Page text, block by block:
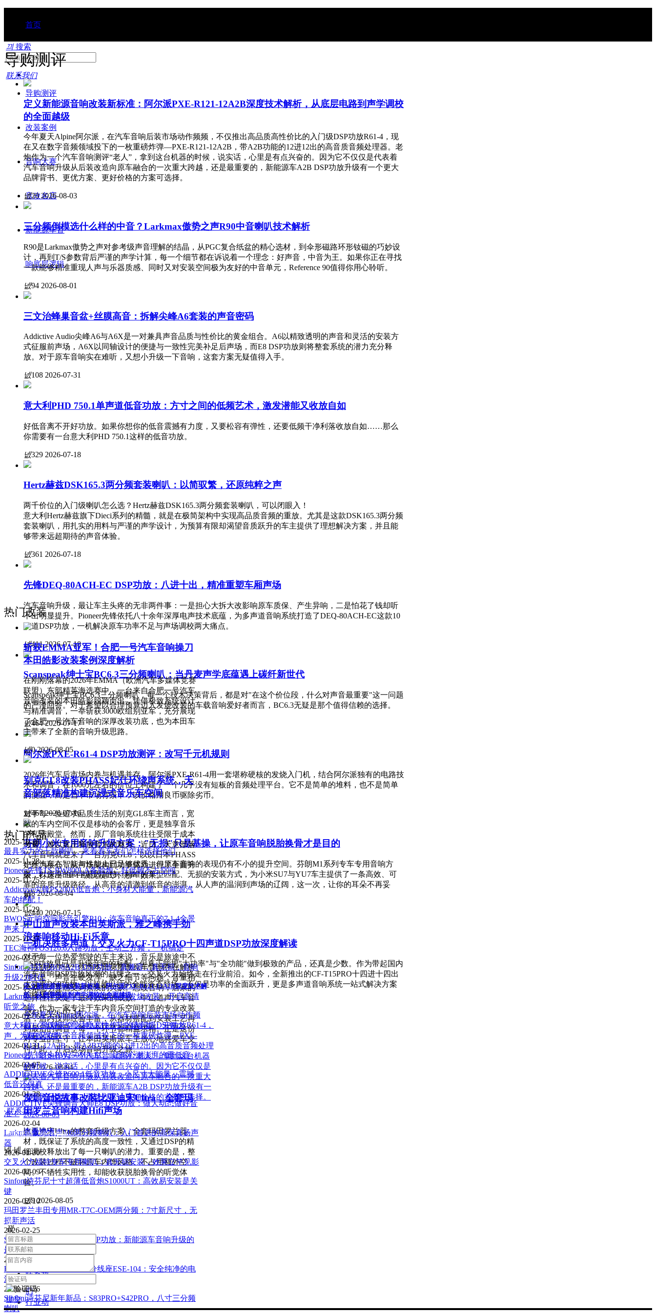
首页
行业动态
导购测评
改装案例
音响大赛
音改名店
新能源车音
响底层逻辑
끠 搜索
联系我们
导购测评
定义新能源音响改装新标准：阿尔派PXE-R121-12A2B深度技术解析，从底层电路到声学调校
的全面越级
今年夏天Alpine阿尔派，在汽车音响后装市场动作频频，不仅推出高品质高性价比的入门级DSP功放R61-4，现
在又在数字音频领域投下的一枚重磅炸弹—PXE-R121-12A2B，带A2B功能的12进12出的高音质音频处理器。老
炮作为一个汽车音响测评“老人”，拿到这台机器的时候，说实话，心里是有点兴奋的。因为它不仅仅是代表着
汽车音响升级从后装改造向原车融合的一次重大跨越，还是最重要的，新能源车A2B DSP功放升级有一个更大
品牌背书、更优方案、更好价格的方案可选择。
넶20 2026-08-03
三分频倒模选什么样的中音？Larkmax傲势之声R90中音喇叭技术解析
R90是Larkmax傲势之声对参考级声音理解的结晶，从PGC复合纸盆的精心选材，到伞形磁路环形钕磁的巧妙设
计，再到T/S参数背后严谨的声学计算，每一个细节都在诉说着一个理念：好声音，中音为王。如果你正在寻找
一款能够精准重现人声与乐器质感、同时又对安装空间极为友好的中音单元，Reference 90值得你用心聆听。
넶94 2026-08-01
三文治蜂巢音盆+丝膜高音：拆解尖峰A6套装的声音密码
Addictive Audio尖峰A6与A6X是一对兼具声音品质与性价比的黄金组合。A6以精致透明的声音和灵活的安装方
式征服前声场，A6X以同轴设计的便捷与一致性完美补足后声场，而E8 DSP功放则将整套系统的潜力充分释
放。对于原车音响实在难听，又想小升级一下音响，这套方案无疑值得入手。
넶108 2026-07-31
意大利PHD 750.1单声道低音功放：方寸之间的低频艺术，激发潜能又收放自如
好低音离不开好功放。如果你想你的低音震撼有力度，又要松容有弹性，还要低频干净利落收放自如……那么
你需要有一台意大利PHD 750.1这样的低音功放。
넶329 2026-07-18
Hertz赫兹DSK165.3两分频套装喇叭：以简驭繁，还原纯粹之声
两千价位的入门级喇叭怎么选？Hertz赫兹DSK165.3两分频套装喇叭，可以闭眼入！
意大利Hertz赫兹旗下Dieci系列的精髓，就是在极简架构中实现高品质音频的重放。尤其是这款DSK165.3两分频
套装喇叭，用扎实的用料与严谨的声学设计，为预算有限却渴望音质跃升的车主提供了理想解决方案，并且能
够带来远超期待的声音体验。
넶361 2026-07-18
先锋DEQ-80ACH-EC DSP功放：八进十出，精准重塑车厢声场
汽车音响升级，最让车主头疼的无非两件事：一是担心大拆大改影响原车质保、产生异响，二是怕花了钱却听
不出明显提升。Pioneer先锋依托八十余年深厚电声技术底蕴，为多声道音响系统打造了DEQ-80ACH-EC这款10
声道DSP功放，一机解决原车功率不足与声场调校两大痛点。
넶411 2026-07-18
Scanspeak绅士宝BC6.3三分频喇叭：当丹麦声学底蕴遇上碳纤新世代
Scanspeak绅士宝BC6.3三分频喇叭，每一个技术决策背后，都是对"在这个价位段，什么对声音最重要"这一问题
的严谨回答。对于希望以合理预算迈入发烧改装的车载音响爱好者而言，BC6.3无疑是那个值得信赖的选择。
넶464 2026-07-17
阿尔派PXE-R61-4 DSP功放测评：改写千元机规则
2026年汽车后市场内卷与机遇并存，阿尔派PXE-R61-4用一套堪称硬核的发烧入门机，结合阿尔派独有的电路技
术和调音，在1000元左右的价位上构建了一个几乎没有短板的音频处理平台。它不是简单的堆料，也不是简单
的便宜，而是当下市场背景下，以价格用良币驱除劣币。
넶467 2026-07-16
芬朗小米专用音响升级方案："无损"只是基操，让原车音响脱胎换骨才是目的
小米汽车在智能与性能上已足够优秀，但原车音响的表现仍有不小的提升空间。芬朗M1系列专车专用音响方
案，以深厚的声学基因加持、精准的车型匹配、无损的安装方式，为小米SU7与YU7车主提供了一条高效、可
靠的音质升级路径。从高音的清澈到低音的澎湃，从人声的温润到声场的辽阔，这一次，让你的耳朵不再妥
协。
넶440 2026-07-15
一机决胜多声道！交叉火力CF-T15PRO十四声道DSP功放深度解读
DSP功放早已是升级音响的标配，但真正能把"大功率"与"全功能"做到极致的产品，还真是少数。作为带起国内
汽车音响DSP功放风潮的品牌之一，交叉火力始终走在行业前沿。如今，全新推出的CF-T15PRO十四进十四出
大功率DSP功放，以超越以往的全能姿态登场，不仅是功率的全面跃升，更是多声道音响系统一站式解决方案
的终极作答。
넶431 2026-07-14
热门改装
斩获EMMA亚军！合肥一号汽车音响操刀
本田皓影改装案例深度解析
在刚刚落幕的2026年EMMA（欧洲汽车多媒体竞赛
联盟）东部精英海选赛中，一台来自合肥一号汽车
音响改装的本田皓影脱颖而出，凭借极致系统设计
与精准调音，一举斩获3000欧组别亚军，充分展现
了合肥一号汽车音响的深厚改装功底，也为本田车
主带来了全新的音响升级思路。
넶0 2026-08-05
别克GL8改装PHASS妃仕环绕声系统，天
音部落精准构建沉浸式音乐车空间
对于每一位追求品质生活的别克GL8车主而言，宽
敞的车内空间不仅是移动的会客厅，更是独享音乐
的私密殿堂。然而，原厂音响系统往往受限于成本
考量，难以真正释放音乐的魅力。近日，天意部落
汽车音响就迎来了一台别克GL8，以以日本PHASS
妃仕为核心，从声场架构到功率驱动进行了全面升
级，打造出"Hi-Fi级沉浸式环绕声"效果。
넶8 2026-08-04
中山道声改装本田英斯派，雅之峰携手劲
浪奏响移动Hi-Fi乐章
对于每一位热爱驾驶的车主来说，音乐是旅途中不
可或缺的伴侣。然而本田英斯派原车音响存在解析
力不足、声音生硬发浑、缺乏细节等问题，音量稍
大就能明显感受到素质的欠缺。想改音响，店家的
选择往往决定了最终效果的成败。中山道声汽车音
响，作为一家专注于车内音乐空间打造的专业改装
店，店内技师经验丰富，从器材搭配到安装工艺再
到最后的调音，每一个环节都精益求精。正是这份
对专业的坚守，让本田英斯派车主放心地将爱车交
付于此，开启这场音响升级之旅。
넶9 2026-08-04
深圳音悦故事改装比亚迪宋Ultra，全套玛
田罗兰音响构建Hifi声场
比亚迪宋Ultra的整套升级方案，全套玛田罗兰器
材，既保证了系统的高度一致性，又通过DSP的精
细调校释放出了每一只喇叭的潜力。重要的是，整
个改装过程不破坏原车内饰风格、不占用额外空
间、不牺牲实用性，却能收获脱胎换骨的听觉体
验。
넶9 2026-08-05
热门产品
2025-10-28
最具实力的十款喇叭，来看看车友们怎样选择他们
2025-11-28
Pioneer先锋TS-BW800LA备胎炮：好低频不占空间
2025-11-25
Addictive尖锋PS200A低音炮：小身材大能量，新能源汽
车的绝配！
2025-11-29
BWOS元响空间影音引擎P10：汽车音响真正的7.1.4全景
声来了
2025-11-27
TEC海神POS120.6六路功放：主动三分频，一机搞定
2026-02-05
Sinfoni诗芬尼BO8A2B DSP功放：真兼容，真无损，音响
升级2.0时代
2025-10-28
Larkmax AMT气动高音：原位无损到发烧改装，开启高清
听觉之旅
2026-02-06
意大利TEC旗舰天空之神AET8.3三分频喇叭：天籁之
声，为极致而生
2026-01-31
Pioneer先锋TS-BW250MA-EC：让你心潮澎湃的重低音
2026-02-07
ADDICTIVE尖锋P600.1低音功放：小尺寸大能量，震撼
低音还保真
2026-01-28
ADDICTIVE尖锋调音大师E8 DSP功放：做大动态做好音
准！
2026-02-04
Larkmax傲势之声M6两分频喇叭：入门首选的高保真扬声
器
2026-01-30
交叉火力福特专车专用喇叭：真无损安装，效果立竿见影
2026-02-09
Sinfoni诗芬尼十寸超薄低音炮S1000UT：高效易安装是关
键
2026-02-10
玛田罗兰丰田专用MR-T7C-OEM两分频：7寸新尺寸，无
损新声活
2026-02-25
Sinfoni诗芬尼BO12A2B DSP功放：新能源车音响升级的
最优解
2026-01-29
E&S臻乐高紫铜镀金七孔分线座ESE-104：安全纯净的电
流分配
2026-02-26
Sinfoni诗芬尼新年新品：S83PRO+S42PRO，八寸三分频
喇叭
定义新能源音响改装新标准：阿尔派PXE-R121-12A2B深度技术解
析，从底层电路到声学调校的全面越级
今年夏天Alpine阿尔派，在汽车音响后装市场动作频
频，不仅推出高品质高性价比的入门级DSP功放R61-4，
现在又在数字音频领域投下的一枚重磅炸弹—PXE-
R121-12A2B，带A2B功能的12进12出的高音质音频处理
器。老炮作为一个汽车音响测评“老人”，拿到这台机器
的时候，说实话，心里是有点兴奋的。因为它不仅仅是
代表着汽车音响升级从后装改造向原车融合的一次重大
跨越，还是最重要的，新能源车A2B DSP功放升级有一
个更大品牌背书、更优方案、更好价格的方案可选择。
2026-08-03
查看详情
넳 넲
联系我们
汽车音响，绝对发烧。
关于
关于我
们
联系我
们
快速导航
行业动
끸
提交